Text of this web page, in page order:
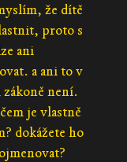
že dítě
proto s
ani
a ani to v
zákoně není.
je vlastně
dokážete ho